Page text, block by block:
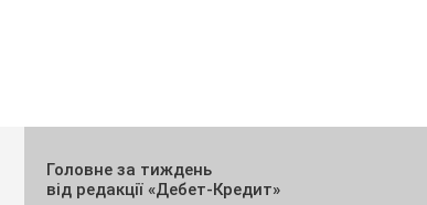
Головне за тиждень
від редакції «Дебет-Кредит»